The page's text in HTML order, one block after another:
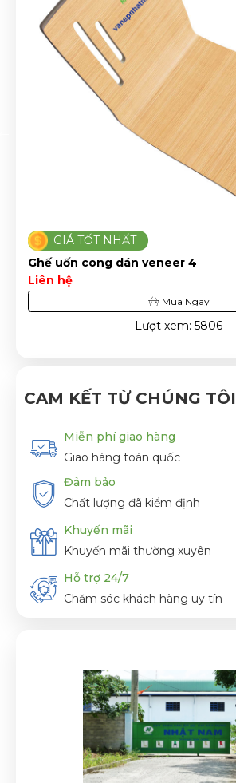
GIÁ TỐT NHẤT
Ghế uốn cong dán veneer 4
Liên hệ
Mua Ngay
Lượt xem: 5806
CAM KẾT TỪ CHÚNG TÔI
Miễn phí giao hàng
Giao hàng toàn quốc
Đảm bảo
Chất lượng đã kiểm định
Khuyến mãi
Khuyến mãi thường xuyên
Hỗ trợ 24/7
Chăm sóc khách hàng uy tín